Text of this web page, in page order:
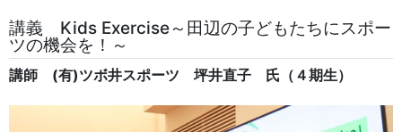
講義 Kids Exercise～田辺の子どもたちにスポー
ツの機会を！～
講師 (有)ツボ井スポーツ 坪井直子 氏（４期生）